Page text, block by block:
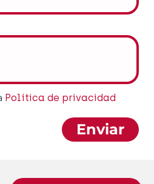
Política de privacidad
Enviar